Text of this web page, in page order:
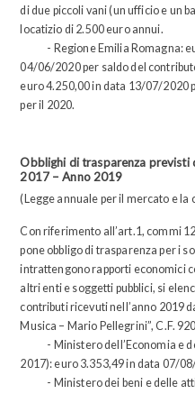
di due piccoli vani (un ufficio e un
locatizio di 2.500 euro annui.
- Regione Emilia Romagna:
04/06/2020 per saldo del
euro 4.250,00 in data 13/07/2020
per il 2020.
Obblighi di trasparenza previsti
2017 – Anno 2019
(Legge annuale per il mercato e la
Con riferimento all’art.1, commi
pone obbligo di trasparenza per i
intrattengono rapporti economici
altri enti e soggetti pubblici, si
contributi ricevuti nell’anno 2019
Musica – Mario Pellegrini”, C.F.
- Ministero dell’Economia e
2017): euro 3.353,49 in data 07/
- Ministero dei beni e delle